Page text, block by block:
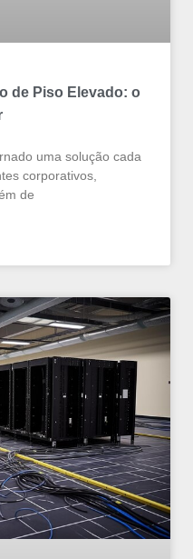
de Piso Elevado: o
uma solução cada
corporativos,
de